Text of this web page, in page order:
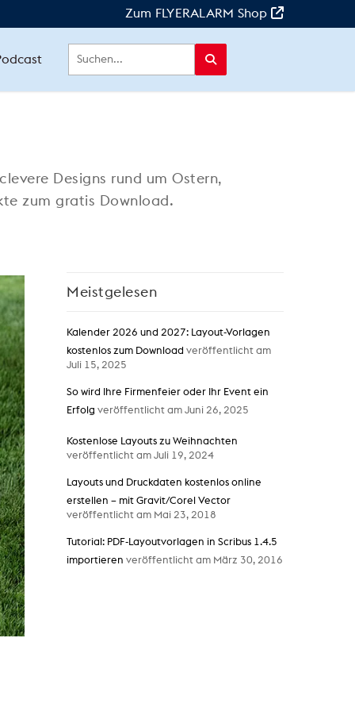
Zum FLYERALARM Shop
Designs rund um Ostern,
zum gratis Download.
Meistgelesen
Kalender 2026 und 2027: Layout-Vorlagen
kostenlos zum Download veröffentlicht am
Juli 15, 2025
So wird Ihre Firmenfeier oder Ihr Event ein
Erfolg veröffentlicht am Juni 26, 2025
Kostenlose Layouts zu Weihnachten
veröffentlicht am Juli 19, 2024
Layouts und Druckdaten kostenlos online
erstellen – mit Gravit/Corel Vector
veröffentlicht am Mai 23, 2018
Tutorial: PDF-Layoutvorlagen in Scribus 1.4.5
importieren veröffentlicht am März 30, 2016